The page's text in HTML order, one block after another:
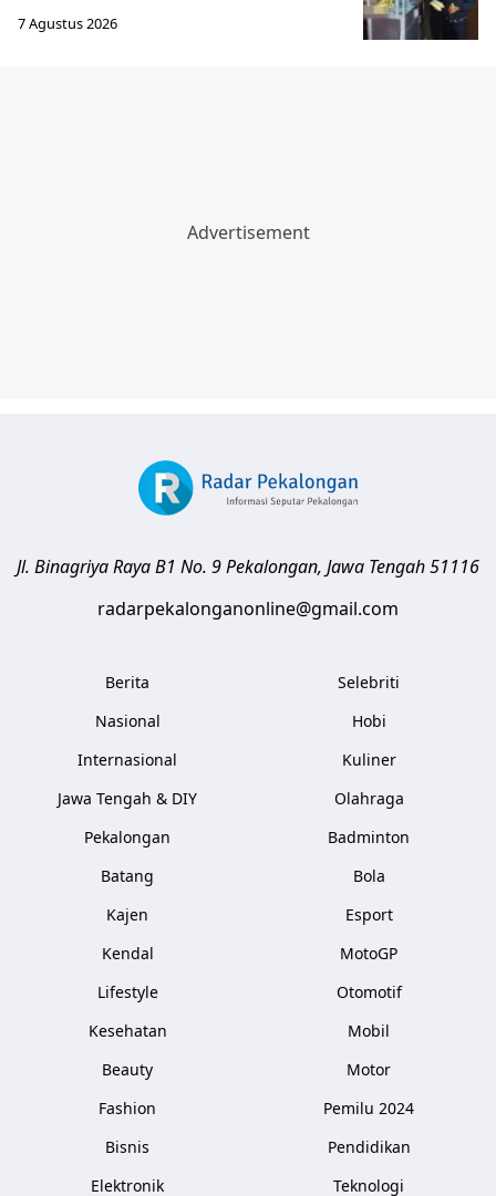
7 Agustus 2026
Jl. Binagriya Raya B1 No. 9Pekalongan, Jawa Tengah51116
radarpekalonganonline@gmail.com
Berita
Nasional
Internasional
Jawa Tengah & DIY
Pekalongan
Batang
Kajen
Kendal
Lifestyle
Kesehatan
Beauty
Fashion
Bisnis
Elektronik
Selebriti
Hobi
Kuliner
Olahraga
Badminton
Bola
Esport
MotoGP
Otomotif
Mobil
Motor
Pemilu 2024
Pendidikan
Teknologi